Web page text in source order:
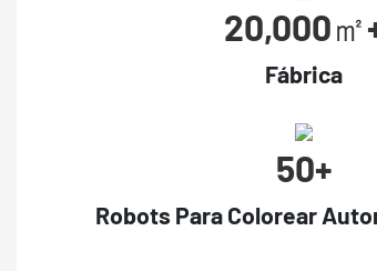
20,000㎡
Fábrica
50+
Robots Para Colorear